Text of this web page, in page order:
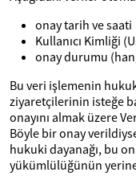
onay tarih ve saati
Kullanıcı Kimliği
onay durumu
Bu veri işlemenin
ziyaretçilerinin isteğe
onayını almak üzere
Böyle bir onay
hukuki dayanağı, bu
yükümlülüğünün